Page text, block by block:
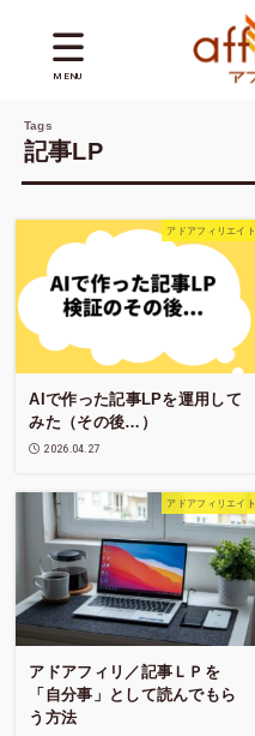
MENU
記事LP
アドアフィリエイト
AIで作った記事LPを運用して
みた（その後…）
2026.04.27
アドアフィリエイト
アドアフィリ／記事ＬＰを
「自分事」として読んでもら
う方法